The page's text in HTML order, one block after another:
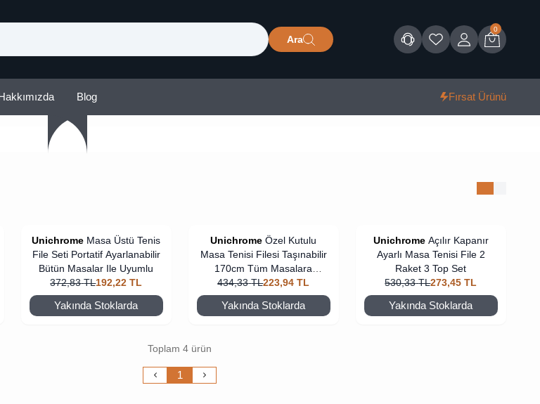
Ara
Müşteri Hizmetleri
Favorilerim
Giriş Sepet
0
Blog Fırsat Ürünü
Unichrome Masa Üstü Tenis
File Seti Portatif Ayarlanabilir
Bütün Masalar Ile Uyumlu
372,83 TL192,22 TL
Yakında Stoklarda
Unichrome Özel Kutulu
Masa Tenisi Filesi Taşınabilir
170cm Tüm Masalara
Uyumlu
434,33 TL223,94 TL
Yakında Stoklarda
Unichrome Açılır Kapanır
Ayarlı Masa Tenisi File 2
Raket 3 Top Set
530,33 TL273,45 TL
Yakında Stoklarda
Toplam 4 ürün
1